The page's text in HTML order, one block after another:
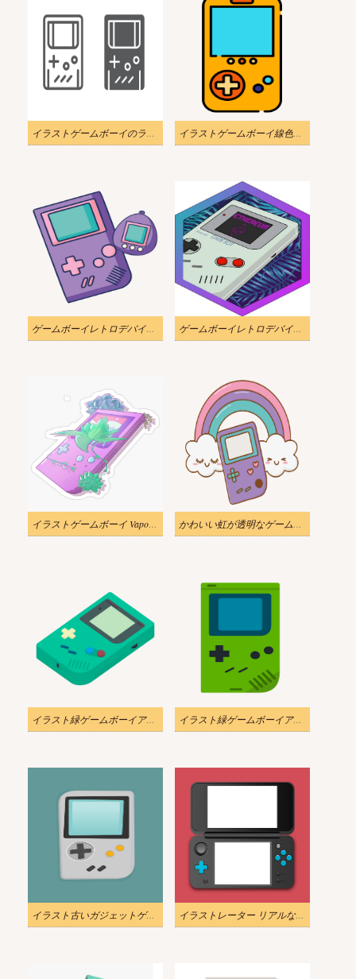
イラストゲームボーイのラインとグリフアイコンpng イラストゲームボーイ線色透明
ゲームボーイレトロデバイスの透明なイラスト ゲームボーイレトロデバイスの透明なイラスト
イラストゲームボーイ Vaporwave ステッカー PNG かわいい虹が透明なゲームボーイのイラスト
イラスト緑ゲームボーイアイコンアイソメ図スタイル透明 イラスト緑ゲームボーイアイコン透明
イラスト古いガジェットゲームボーイpng イラストレーター リアルなゲームボーイ PNG